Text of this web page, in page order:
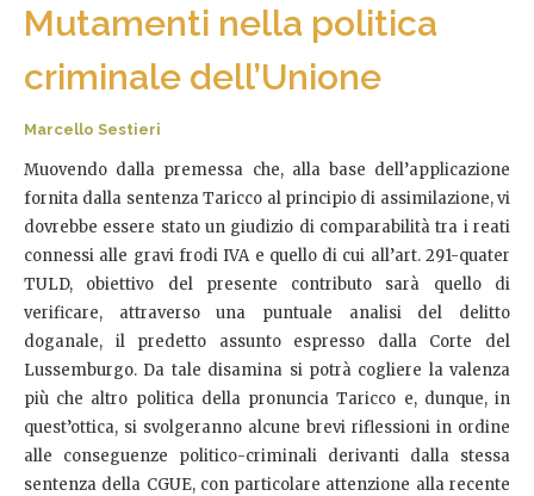
Mutamenti nella politica
criminale dell’Unione
Marcello Sestieri
Muovendo dalla premessa che, alla base dell’applicazione
fornita dalla sentenza Taricco al principio di assimilazione, vi
dovrebbe essere stato un giudizio di comparabilità tra i reati
connessi alle gravi frodi IVA e quello di cui all’art. 291-quater
TULD, obiettivo del presente contributo sarà quello di
verificare, attraverso una puntuale analisi del delitto
doganale, il predetto assunto espresso dalla Corte del
Lussemburgo. Da tale disamina si potrà cogliere la valenza
più che altro politica della pronuncia Taricco e, dunque, in
quest’ottica, si svolgeranno alcune brevi riflessioni in ordine
alle conseguenze politico-criminali derivanti dalla stessa
sentenza della CGUE, con particolare attenzione alla recente